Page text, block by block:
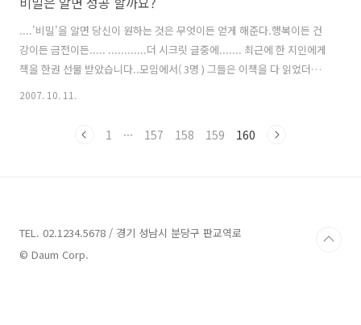
....'비밀'을 알면 당신이 원하는 것은 무엇이든 얻게 해준다.행복이든 건
강이든 금전이든..... ............더 시크릿 글중에....... 최근에 한 지인에게
책을 한권 선물 받았습니다..모임에서( 3명 ) 그들은 이책을 다 읽었더군
요. 지인들은 책을 주면서 제가 생각나서 선물 한다고 했어요....전 무슨
을 했어요 자세히 들어보니 왜 저에게 이 책을 주게 됐는지 알게 됐어요.
2007. 10. 11.
1 ··· 157 158 159 160
TEL. 02.1234.5678 / 경기 성남시 분당구 판교역로
© Daum Corp.